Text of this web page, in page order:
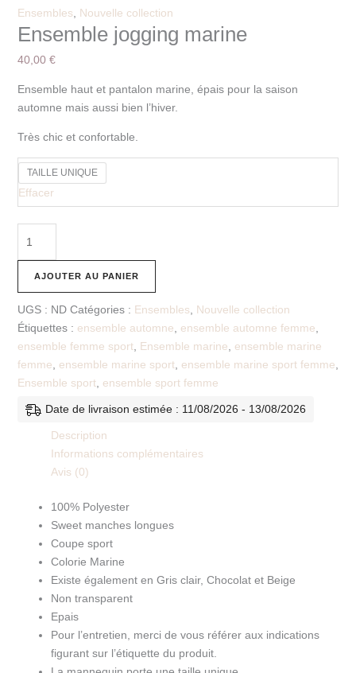
Ensembles Nouvelle collection
Ensemble jogging marine
40,00 €
Ensemble haut et pantalon marine, épais pour la saison
automne mais aussi bien l’hiver.
Très chic et confortable.
TAILLE UNIQUE
Effacer
AJOUTER AU PANIER
UGS : ND Catégories : Ensembles
Nouvelle collection
Étiquettes : ensemble automne ensemble automne femme
ensemble femme sport, Ensemble marine
ensemble marine
femme
ensemble marine sport, ensemble marine sport femme
Ensemble sport, ensemble sport femme
Date de livraison estimée : 11/08/2026 - 13/08/2026
Description
Informations complémentaires
Avis (0)
100% Polyester
Sweet manches longues
Coupe sport
Colorie Marine
Existe également en Gris clair, Chocolat et Beige
Non transparent
Epais
Pour l’entretien, merci de vous référer aux indications
figurant sur l’étiquette du produit.